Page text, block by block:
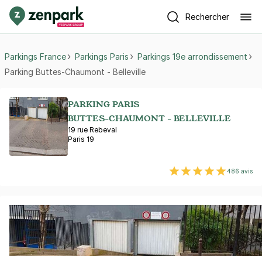
Rechercher
Parkings France Parkings Paris
Parkings 19e arrondissement
Parking Buttes-Chaumont - Belleville
PARKING PARIS
BUTTES-CHAUMONT - BELLEVILLE
19 rue Rebeval
Paris 19
486 avis